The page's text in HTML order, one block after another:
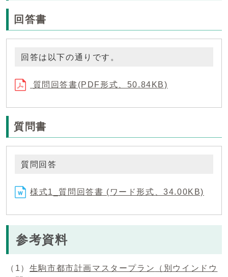
回答書
回答は以下の通りです。
質問回答書(PDF形式、50.84KB)
質問書
質問回答
様式1_質問回答書 (ワード形式、34.00KB)
参考資料
（1） 生駒市都市計画マスタープラン
（別ウインドウ